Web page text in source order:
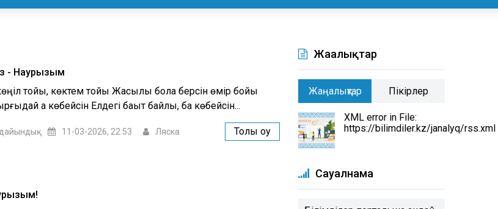
- Наурызым
тойы, көктем тойы Жақсылық бола берсін өмір бойы
ақ көбейсін Елдегі бақыт байлық, бақ көбейсін...
11-03-2026, 22:53 Ляска Толық оқу
Жаңалықтар
Жаңалықтар Пікірлер
XML error in File:
https://bilimdiler.kz/janalyq/rss.xml
Сауалнама